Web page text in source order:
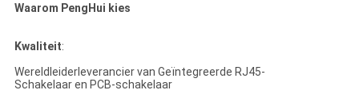
Waarom PengHui kies
Kwaliteit:
Wereldleiderleverancier van Geïntegreerde RJ45-
Schakelaar en PCB-schakelaar